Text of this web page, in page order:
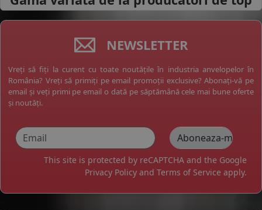
NEWSLETTER
Vreți să fiți la curent cu toate noutățile în industria anvelopelor în
România? Vreți să primiți pe email promoții exclusive? Abonați-vă pe
email și veți primi pe email o dată pe săptămână cele mai bune oferte
și noutăți.
This site is protected by reCAPTCHA and the Google
Privacy Policy and Terms of Service apply.